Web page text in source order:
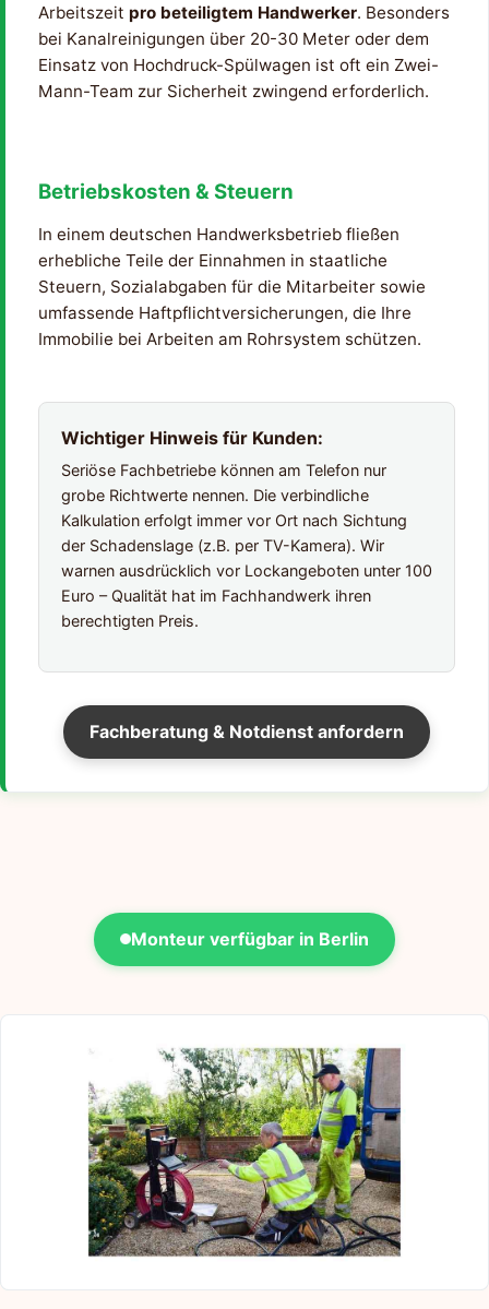
Arbeitszeit pro beteiligtem Handwerker. Besonders
bei Kanalreinigungen über 20-30 Meter oder dem
Einsatz von Hochdruck-Spülwagen ist oft ein Zwei-
Mann-Team zur Sicherheit zwingend erforderlich.
Betriebskosten & Steuern
In einem deutschen Handwerksbetrieb fließen
erhebliche Teile der Einnahmen in staatliche
Steuern, Sozialabgaben für die Mitarbeiter sowie
umfassende Haftpflichtversicherungen, die Ihre
Immobilie bei Arbeiten am Rohrsystem schützen.
Wichtiger Hinweis für Kunden:
Seriöse Fachbetriebe können am Telefon nur
grobe Richtwerte nennen. Die verbindliche
Kalkulation erfolgt immer vor Ort nach Sichtung
der Schadenslage (z.B. per TV-Kamera). Wir
warnen ausdrücklich vor Lockangeboten unter 100
Euro – Qualität hat im Fachhandwerk ihren
berechtigten Preis.
Fachberatung & Notdienst anfordern
Monteur verfügbar in Berlin